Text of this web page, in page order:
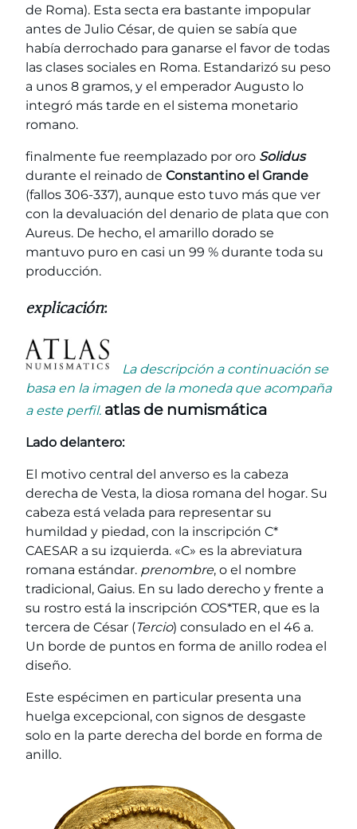
de Roma). Esta secta era bastante impopular
antes de Julio César, de quien se sabía que
había derrochado para ganarse el favor de todas
las clases sociales en Roma. Estandarizó su peso
a unos 8 gramos, y el emperador Augusto lo
integró más tarde en el sistema monetario
romano.
finalmente fue reemplazado por oro Solidus
durante el reinado de Constantino el Grande
(fallos 306-337), aunque esto tuvo más que ver
con la devaluación del denario de plata que con
Aureus. De hecho, el amarillo dorado se
mantuvo puro en casi un 99 % durante toda su
producción.
explicación:
La descripción a continuación se
basa en la imagen de la moneda que acompaña
a este perfil. atlas de numismática
Lado delantero:
El motivo central del anverso es la cabeza
derecha de Vesta, la diosa romana del hogar. Su
cabeza está velada para representar su
humildad y piedad, con la inscripción C*
CAESAR a su izquierda. «C» es la abreviatura
romana estándar. prenombre, o el nombre
tradicional, Gaius. En su lado derecho y frente a
su rostro está la inscripción COS*TER, que es la
tercera de César (Tercio) consulado en el 46 a.
Un borde de puntos en forma de anillo rodea el
diseño.
Este espécimen en particular presenta una
huelga excepcional, con signos de desgaste
solo en la parte derecha del borde en forma de
anillo.